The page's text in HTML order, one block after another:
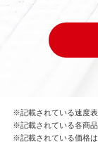
※記載されている速度表
※記載されている各商品
※記載されている価格は